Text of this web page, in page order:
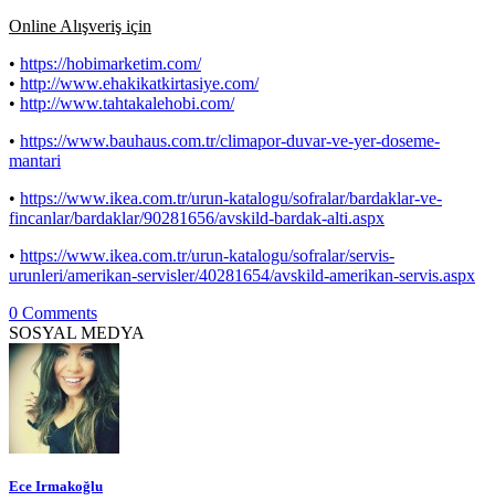
Online Alışveriş için
• https://hobimarketim.com/
• http://www.ehakikatkirtasiye.com/
• http://www.tahtakalehobi.com/
• https://www.bauhaus.com.tr/climapor-duvar-ve-yer-doseme-
mantari
• https://www.ikea.com.tr/urun-katalogu/sofralar/bardaklar-ve-
fincanlar/bardaklar/90281656/avskild-bardak-alti.aspx
• https://www.ikea.com.tr/urun-katalogu/sofralar/servis-
urunleri/amerikan-servisler/40281654/avskild-amerikan-servis.aspx
0 Comments
SOSYAL MEDYA
Ece Irmakoğlu